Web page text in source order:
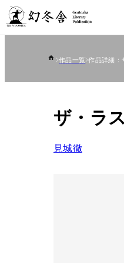
作品一覧 作品詳細：
ザ・ラ
見城徹